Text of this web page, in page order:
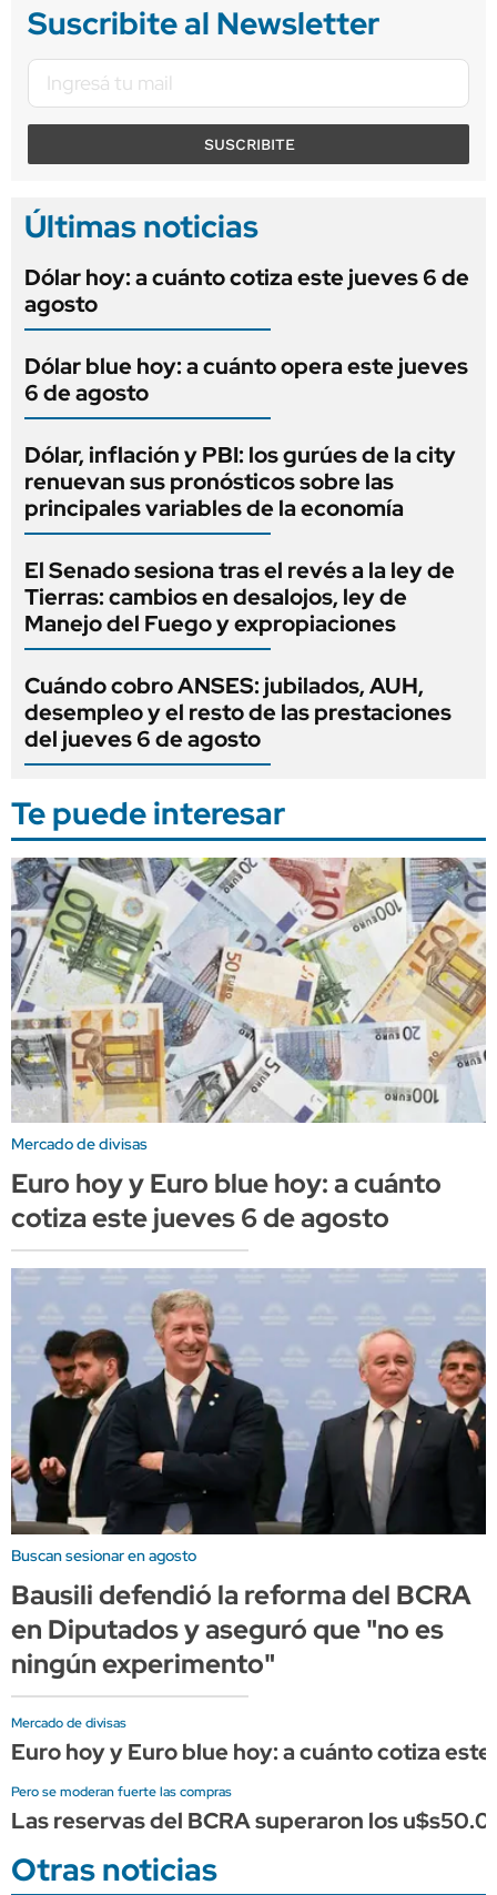
Suscribite al Newsletter
SUSCRIBITE
Últimas noticias
Dólar hoy: a cuánto cotiza este jueves 6 de
agosto
Dólar blue hoy: a cuánto opera este jueves
6 de agosto
Dólar, inflación y PBI: los gurúes de la city
renuevan sus pronósticos sobre las
principales variables de la economía
El Senado sesiona tras el revés a la ley de
Tierras: cambios en desalojos, ley de
Manejo del Fuego y expropiaciones
Cuándo cobro ANSES: jubilados, AUH,
desempleo y el resto de las prestaciones
del jueves 6 de agosto
Te puede interesar
Mercado de divisas
Euro hoy y Euro blue hoy: a cuánto
cotiza este jueves 6 de agosto
Buscan sesionar en agosto
Bausili defendió la reforma del BCRA
en Diputados y aseguró que "no es
ningún experimento"
Mercado de divisas
Euro hoy y Euro blue hoy: a cuánto cotiza
Pero se moderan fuerte las compras
Las reservas del BCRA superaron los
Otras noticias